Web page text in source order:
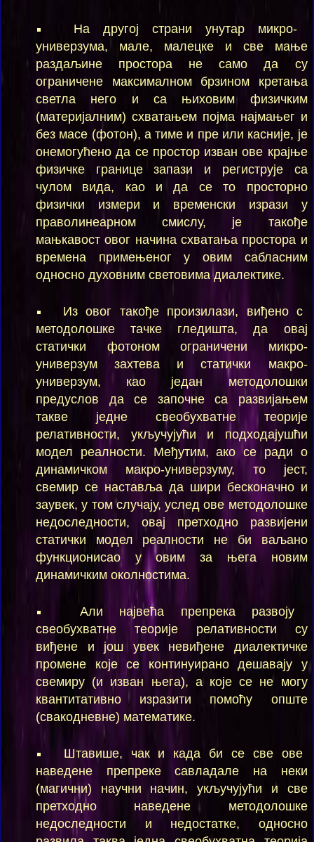
На другој страни унутар микро-
универзума, мале, малецке и све мање
раздаљине простора не само да су
ограничене максималном брзином кретања
светла него и са њиховим физичким
(материјалним) схватањем појма најмањег и
без масе (фотон), а тиме и пре или касније, је
онемогућено да се простор изван ове крајње
физичке границе запази и региструје са
чулом вида, као и да се то просторно
физички измери и временски изрази у
праволинеарном смислу, је такође
мањкавост овог начина схватања простора и
времена примењеног у овим сабласним
односно духовним световима диалектике.
Из овог такође произилази, виђено с
методолошке тачке гледишта, да овај
статички фотоном ограничени микро-
универзум захтева и статички макро-
универзум, као један методолошки
предуслов да се започне са развијањем
такве једне свеобухватне теорије
релативности, укључујући и подходајушћи
модел реалности. Међутим, ако се ради о
динамичком макро-универзуму, то јест,
свемир се наставља да шири бесконачно и
заувек, у том случају, услед ове методолошке
недоследности, овај претходно развијени
статички модел реалности не би ваљано
функционисао у овим за њега новим
динамичким околностима.
Али највећа препрека развоју
свеобухватне теорије релативности су
виђене и још увек невиђене диалектичке
промене које се континуирано дешавају у
свемиру (и изван њега), а које се не могу
квантитативно изразити помоћу опште
(свакодневне) математике.
Штавише, чак и када би се све ове
наведене препреке савладале на неки
(магични) научни начин, укључујући и све
претходно наведене методолошке
недоследности и недостатке, односно